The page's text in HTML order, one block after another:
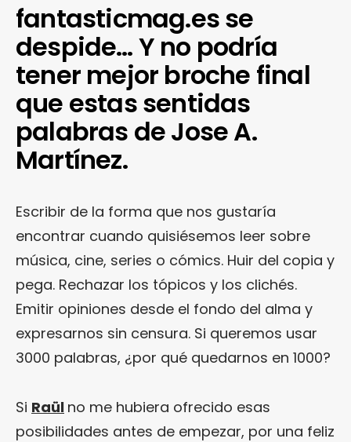
fantasticmag.es se
despide… Y no podría
tener mejor broche final
que estas sentidas
palabras de Jose A.
Martínez.
Escribir de la forma que nos gustaría
encontrar cuando quisiésemos leer sobre
música, cine, series o cómics. Huir del copia y
pega. Rechazar los tópicos y los clichés.
Emitir opiniones desde el fondo del alma y
expresarnos sin censura. Si queremos usar
3000 palabras, ¿por qué quedarnos en 1000?
Si Raül no me hubiera ofrecido esas
posibilidades antes de empezar, por una feliz